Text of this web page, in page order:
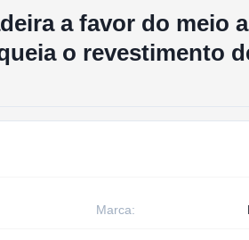
a favor do meio
o revestimento
Marca: